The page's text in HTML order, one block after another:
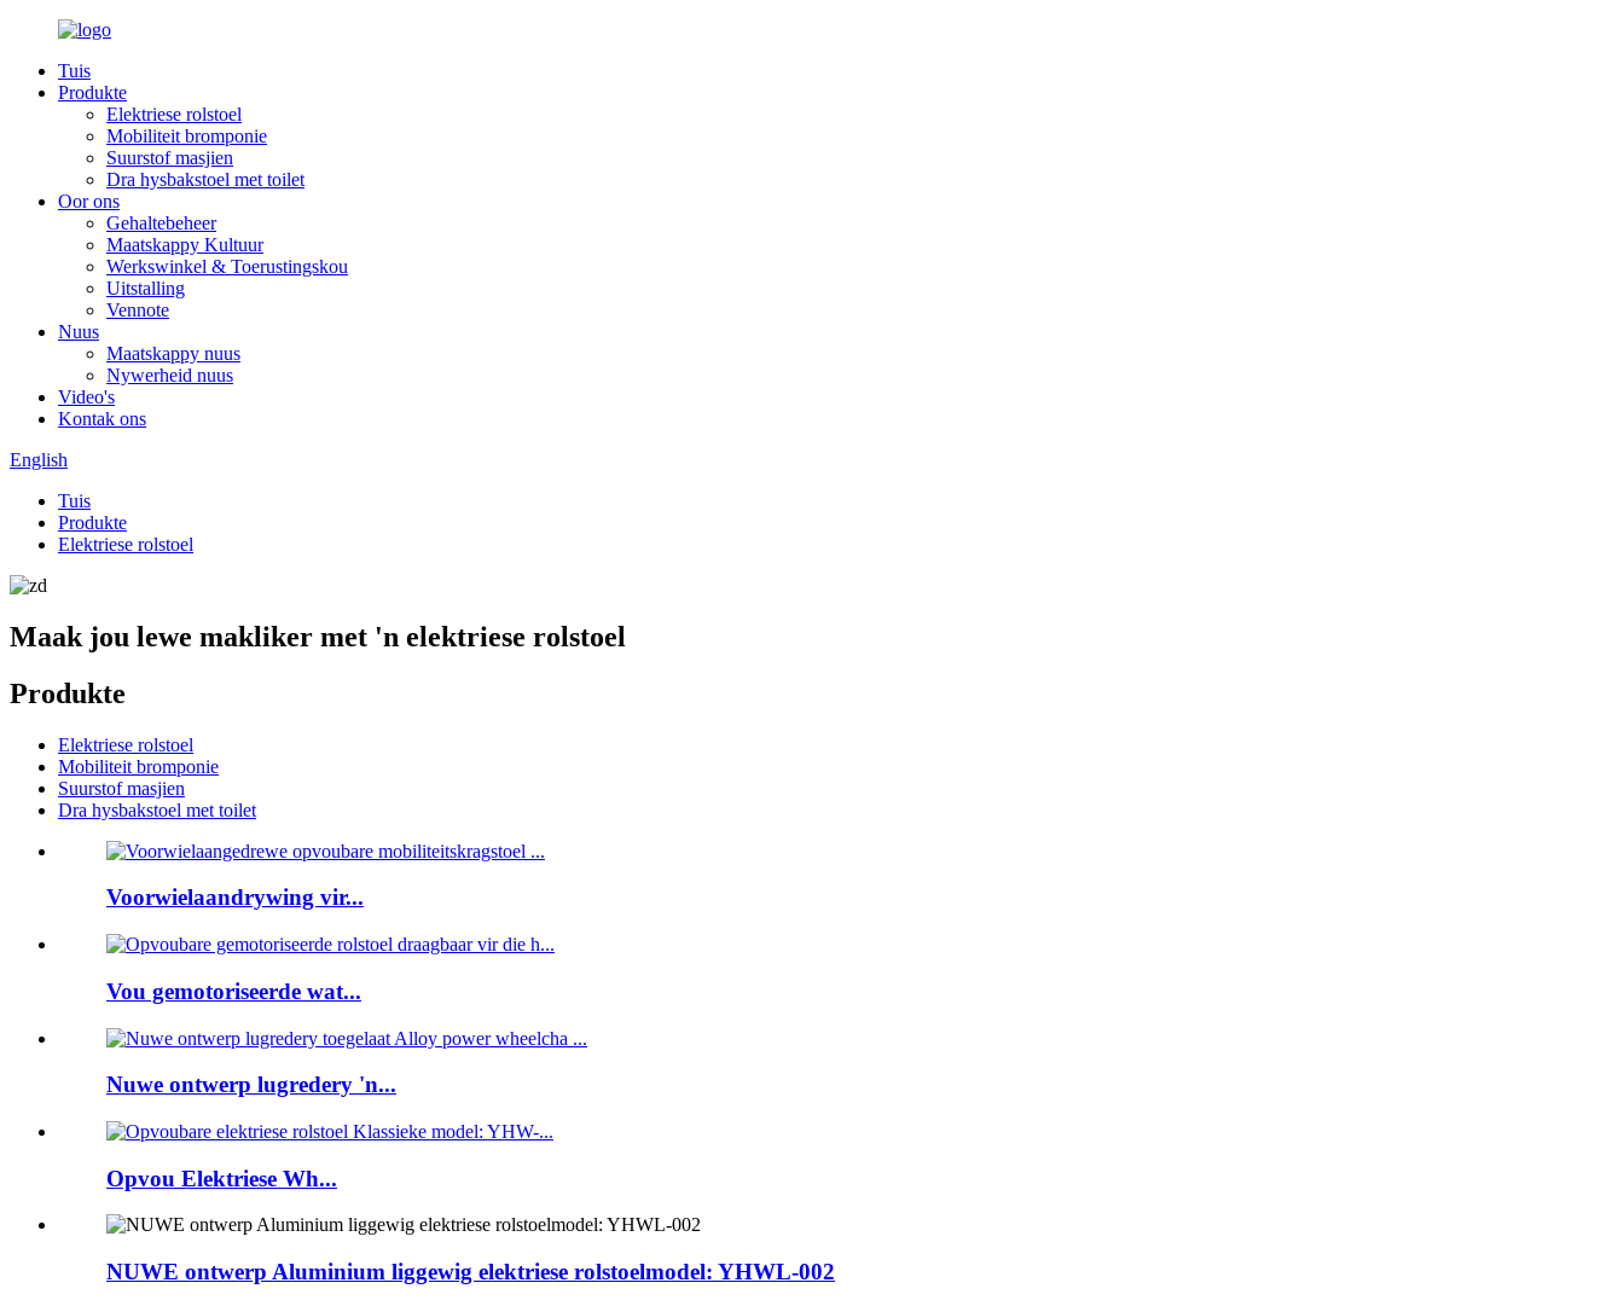
Tuis
Produkte
Elektriese rolstoel
Mobiliteit bromponie
Suurstof masjien
Dra hysbakstoel met toilet
Oor ons
Gehaltebeheer
Maatskappy Kultuur
Werkswinkel & Toerustingskou
Uitstalling
Vennote
Nuus
Maatskappy nuus
Nywerheid nuus
Video's
Kontak ons
English
Tuis
Produkte
Elektriese rolstoel
Maak jou lewe makliker met 'n elektriese rolstoel
Produkte
Elektriese rolstoel
Mobiliteit bromponie
Suurstof masjien
Dra hysbakstoel met toilet
Voorwielaandrywing vir...
Vou gemotoriseerde wat...
Nuwe ontwerp lugredery 'n...
Opvou Elektriese Wh...
NUWE ontwerp Aluminium liggewig elektriese rolstoelmodel: YHWL-002